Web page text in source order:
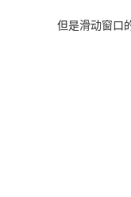
但是滑动窗口